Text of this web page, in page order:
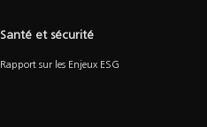
Santé et sécurité
Rapport sur les Enjeux ESG